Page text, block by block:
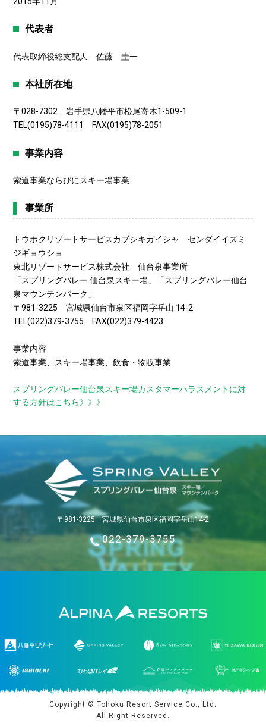
代表者
代表取締役総支配人 佐藤 圭一
本社所在地
〒028-7302 岩手県八幡平市松尾寄木1-509-1
TEL(0195)78-4111 FAX(0195)78-2051
事業内容
索道事業ならびにスキー場事業
事業所
トウホクリゾートサービスカブシキガイシャ センダイイズミ
ジギョウショ
東北リゾートサービス株式会社 仙台泉事業所
「スプリングバレー 仙台泉スキー場」「スプリングバレー仙台
泉マウンテンパーク」
〒981-3225 宮城県仙台市泉区福岡字岳山 14-2
TEL(022)379-3755 FAX(022)379-4423
事業内容
索道事業、スキー場事業、飲食・物販事業
スプリングバレー仙台泉スキー場カスタマーハラスメントに対
する方針はこちら》》》
〒981-3225 宮城県仙台市泉区福岡字岳山14-2
022-379-3755
Copyright © Tohoku Resort Service Co., Ltd.
All Right Reserved.